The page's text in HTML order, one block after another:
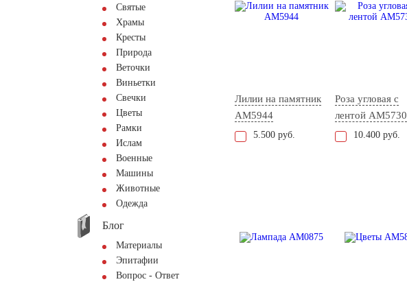
Святые
Храмы
Кресты
Природа
Веточки
Виньетки
Свечки
Цветы
Рамки
Ислам
Военные
Машины
Животные
Одежда
Блог
Материалы
Эпитафии
Вопрос - Ответ
Лилии на памятник
AM5944
5.500 руб.
Роза угловая с
лентой AM5730
10.400 руб.